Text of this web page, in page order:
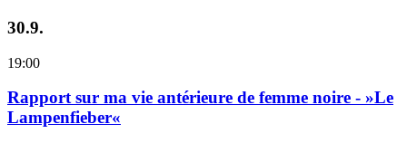
30.9.
19:00
Rapport sur ma vie antérieure de femme noire - »Le
Lampenfieber«